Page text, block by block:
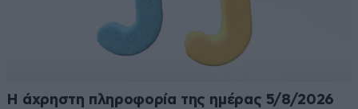
Η άχρηστη πληροφορία της ημέρας 5/8/2026